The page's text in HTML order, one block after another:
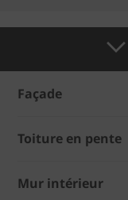
Façade
Toiture en pente
Mur intérieur